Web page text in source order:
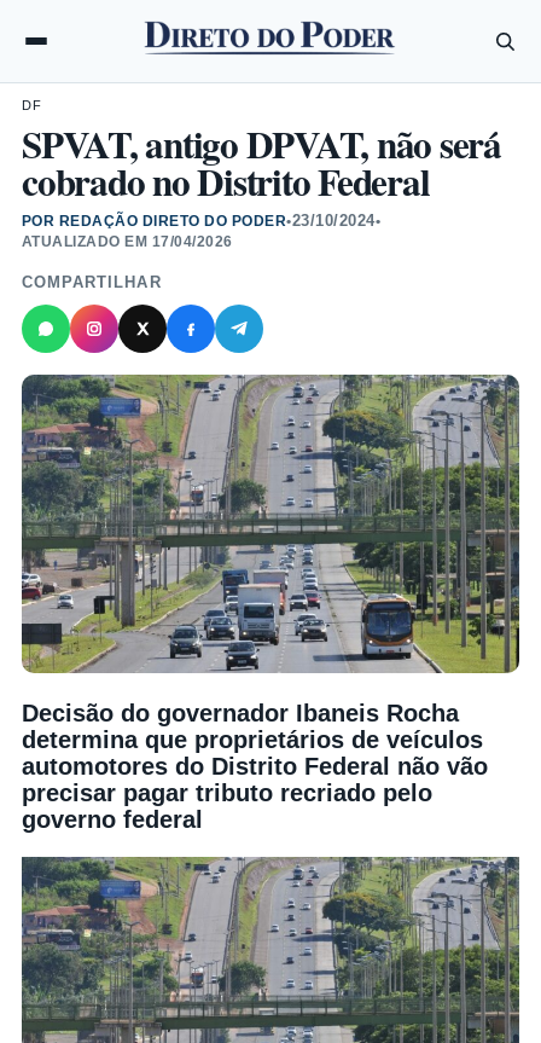
DF
SPVAT, antigo DPVAT, não será
cobrado no Distrito Federal
POR REDAÇÃO DIRETO DO PODER•23/10/2024•
ATUALIZADO EM 17/04/2026
COMPARTILHAR
Decisão do governador Ibaneis Rocha
determina que proprietários de veículos
automotores do Distrito Federal não vão
precisar pagar tributo recriado pelo
governo federal